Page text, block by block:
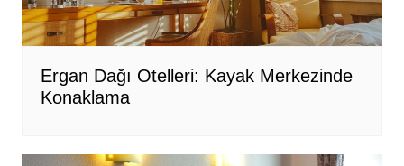
Ergan Dağı Otelleri: Kayak Merkezinde
Konaklama